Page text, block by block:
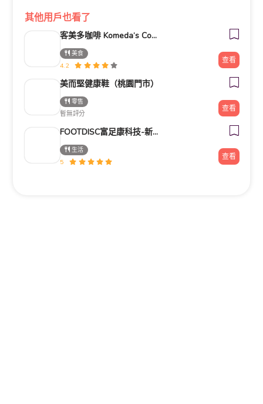
其他用戶也看了
客美多咖啡 Komeda‘s Coffee - 台南小北店
美食
4.2
查看
美而堅健康鞋（桃園門市）
零售
暫無評分
查看
FOOTDISC富足康科技-新光三越-西門店
生活
5
查看